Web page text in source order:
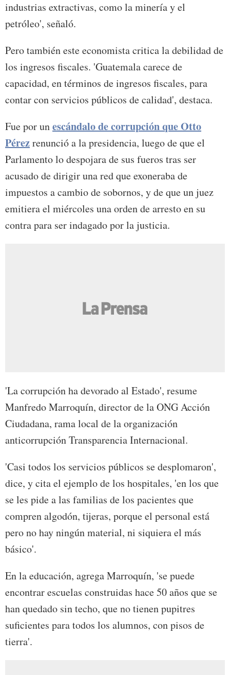
industrias extractivas, como la minería y el
petróleo', señaló.
Pero también este economista critica la debilidad de
los ingresos fiscales. 'Guatemala carece de
capacidad, en términos de ingresos fiscales, para
contar con servicios públicos de calidad', destaca.
Fue por unescándalo de corrupción que Otto
Pérezrenunció a la presidencia, luego de que el
Parlamento lo despojara de sus fueros tras ser
acusado de dirigir una red que exoneraba de
impuestos a cambio de sobornos, y de que un juez
emitiera el miércoles una orden de arresto en su
contra para ser indagado por la justicia.
'La corrupción ha devorado al Estado', resume
Manfredo Marroquín, director de la ONG Acción
Ciudadana, rama local de la organización
anticorrupción Transparencia Internacional.
'Casi todos los servicios públicos se desplomaron',
dice, y cita el ejemplo de los hospitales, 'en los que
se les pide a las familias de los pacientes que
compren algodón, tijeras, porque el personal está
pero no hay ningún material, ni siquiera el más
básico'.
En la educación, agrega Marroquín, 'se puede
encontrar escuelas construidas hace 50 años que se
han quedado sin techo, que no tienen pupitres
suficientes para todos los alumnos, con pisos de
tierra'.